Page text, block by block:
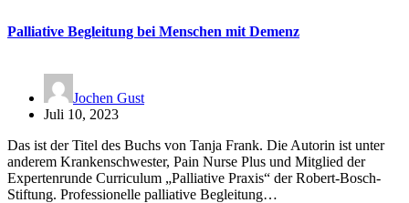
Palliative Begleitung bei Menschen mit Demenz
Jochen Gust
Juli 10, 2023
Das ist der Titel des Buchs von Tanja Frank. Die Autorin ist unter
anderem Krankenschwester, Pain Nurse Plus und Mitglied der
Expertenrunde Curriculum „Palliative Praxis“ der Robert-Bosch-
Stiftung. Professionelle palliative Begleitung…